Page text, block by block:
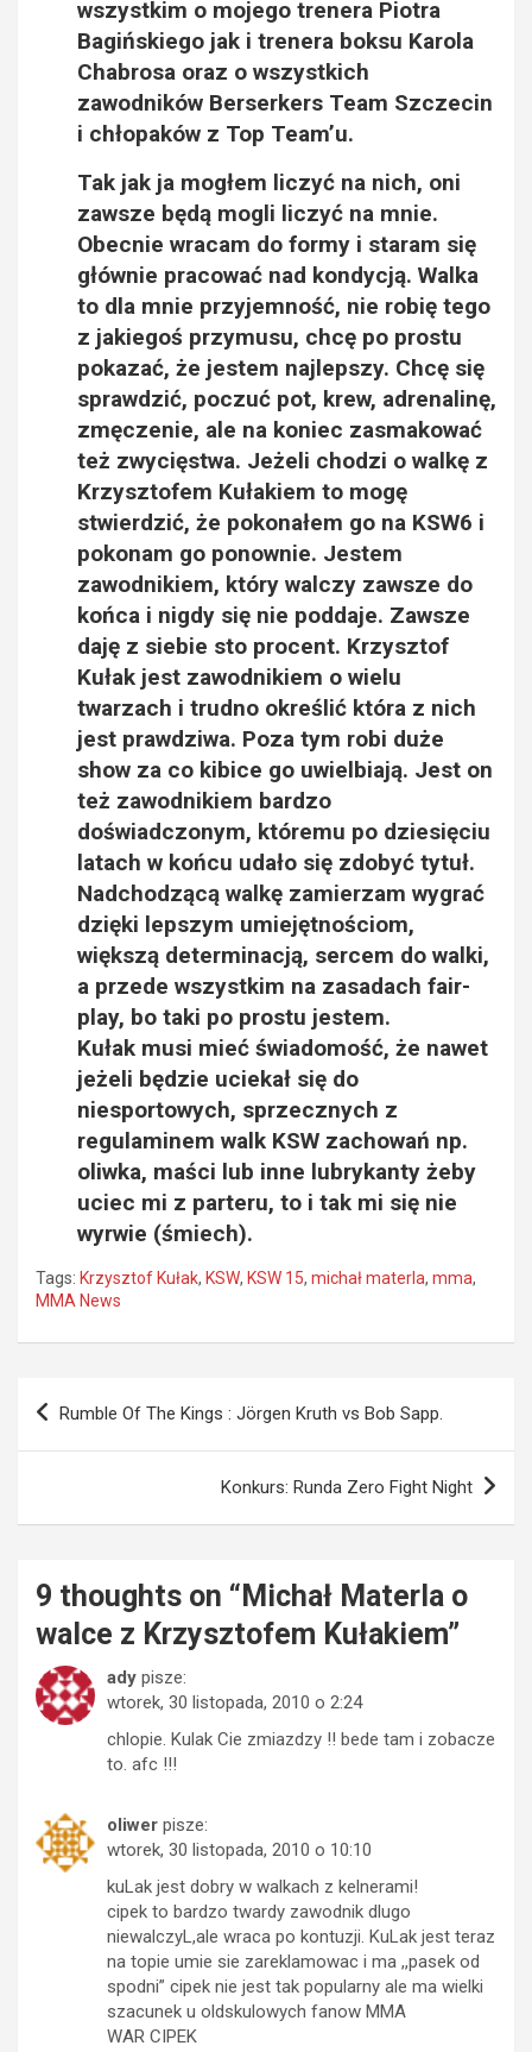
wszystkim o mojego trenera Piotra
Bagińskiego jak i trenera boksu Karola
Chabrosa oraz o wszystkich
zawodników Berserkers Team Szczecin
i chłopaków z Top Team’u.
Tak jak ja mogłem liczyć na nich, oni
zawsze będą mogli liczyć na mnie.
Obecnie wracam do formy i staram się
głównie pracować nad kondycją. Walka
to dla mnie przyjemność, nie robię tego
z jakiegoś przymusu, chcę po prostu
pokazać, że jestem najlepszy. Chcę się
sprawdzić, poczuć pot, krew, adrenalinę,
zmęczenie, ale na koniec zasmakować
też zwycięstwa. Jeżeli chodzi o walkę z
Krzysztofem Kułakiem to mogę
stwierdzić, że pokonałem go na KSW6 i
pokonam go ponownie. Jestem
zawodnikiem, który walczy zawsze do
końca i nigdy się nie poddaje. Zawsze
daję z siebie sto procent. Krzysztof
Kułak jest zawodnikiem o wielu
twarzach i trudno określić która z nich
jest prawdziwa. Poza tym robi duże
show za co kibice go uwielbiają. Jest on
też zawodnikiem bardzo
doświadczonym, któremu po dziesięciu
latach w końcu udało się zdobyć tytuł.
Nadchodzącą walkę zamierzam wygrać
dzięki lepszym umiejętnościom,
większą determinacją, sercem do walki,
a przede wszystkim na zasadach fair-
play, bo taki po prostu jestem.
Kułak musi mieć świadomość, że nawet
jeżeli będzie uciekał się do
niesportowych, sprzecznych z
regulaminem walk KSW zachowań np.
oliwka, maści lub inne lubrykanty żeby
uciec mi z parteru, to i tak mi się nie
wyrwie (śmiech).
Tags: Krzysztof Kułak, KSW, KSW 15, michał materla, mma,
MMA News
Nawigacja
Rumble Of The Kings : Jörgen Kruth vs Bob Sapp.
Konkurs: Runda Zero Fight Night
9 thoughts on “ Michał Materla o
walce z Krzysztofem Kułakiem”
ady pisze:
wtorek, 30 listopada, 2010 o 2:24
chlopie. Kulak Cie zmiazdzy !! bede tam i zobacze
to. afc !!!
oliwer pisze:
wtorek, 30 listopada, 2010 o 10:10
kuLak jest dobry w walkach z kelnerami!
cipek to bardzo twardy zawodnik dlugo
niewalczyL,ale wraca po kontuzji. KuLak jest teraz
na topie umie sie zareklamowac i ma ,,pasek od
spodni” cipek nie jest tak popularny ale ma wielki
szacunek u oldskulowych fanow MMA
WAR CIPEK